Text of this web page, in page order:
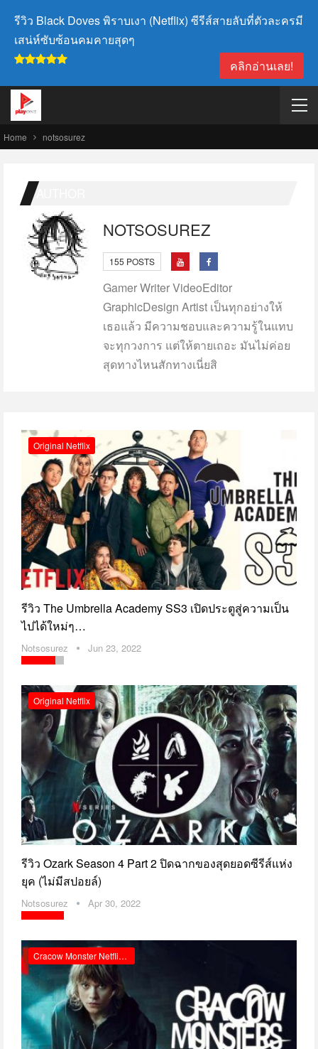
รีวิว Black Doves พิราบเงา (Netflix) ซีรีส์สายลับที่ตัวละครมี
เสน่ห์ซับซ้อนคมคายสุดๆ
คลิกอ่านเลย!
Home notsosurez
AUTHOR
NOTSOSUREZ
155 POSTS
Gamer Writer VideoEditor
GraphicDesign Artist เป็นทุกอย่างให้
เธอแล้ว มีความชอบและความรู้ในแทบ
จะทุกวงการ แต่ให้ตายเถอะ มันไม่ค่อย
สุดทางไหนสักทางเนี่ยสิ
Original Netflix
รีวิว The Umbrella Academy SS3 เปิดประตูสู่ความเป็น
ไปได้ใหม่ๆ…
Notsosurez Jun 23, 2022
Original Netflix
รีวิว Ozark Season 4 Part 2 ปิดฉากของสุดยอดซีรีส์แห่ง
ยุค (ไม่มีสปอยล์)
Notsosurez Apr 30, 2022
Cracow Monster Netflix รีวิว